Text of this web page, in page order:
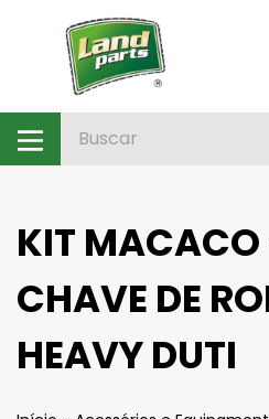
KIT MACACO
CHAVE DE
HEAVY DUTI